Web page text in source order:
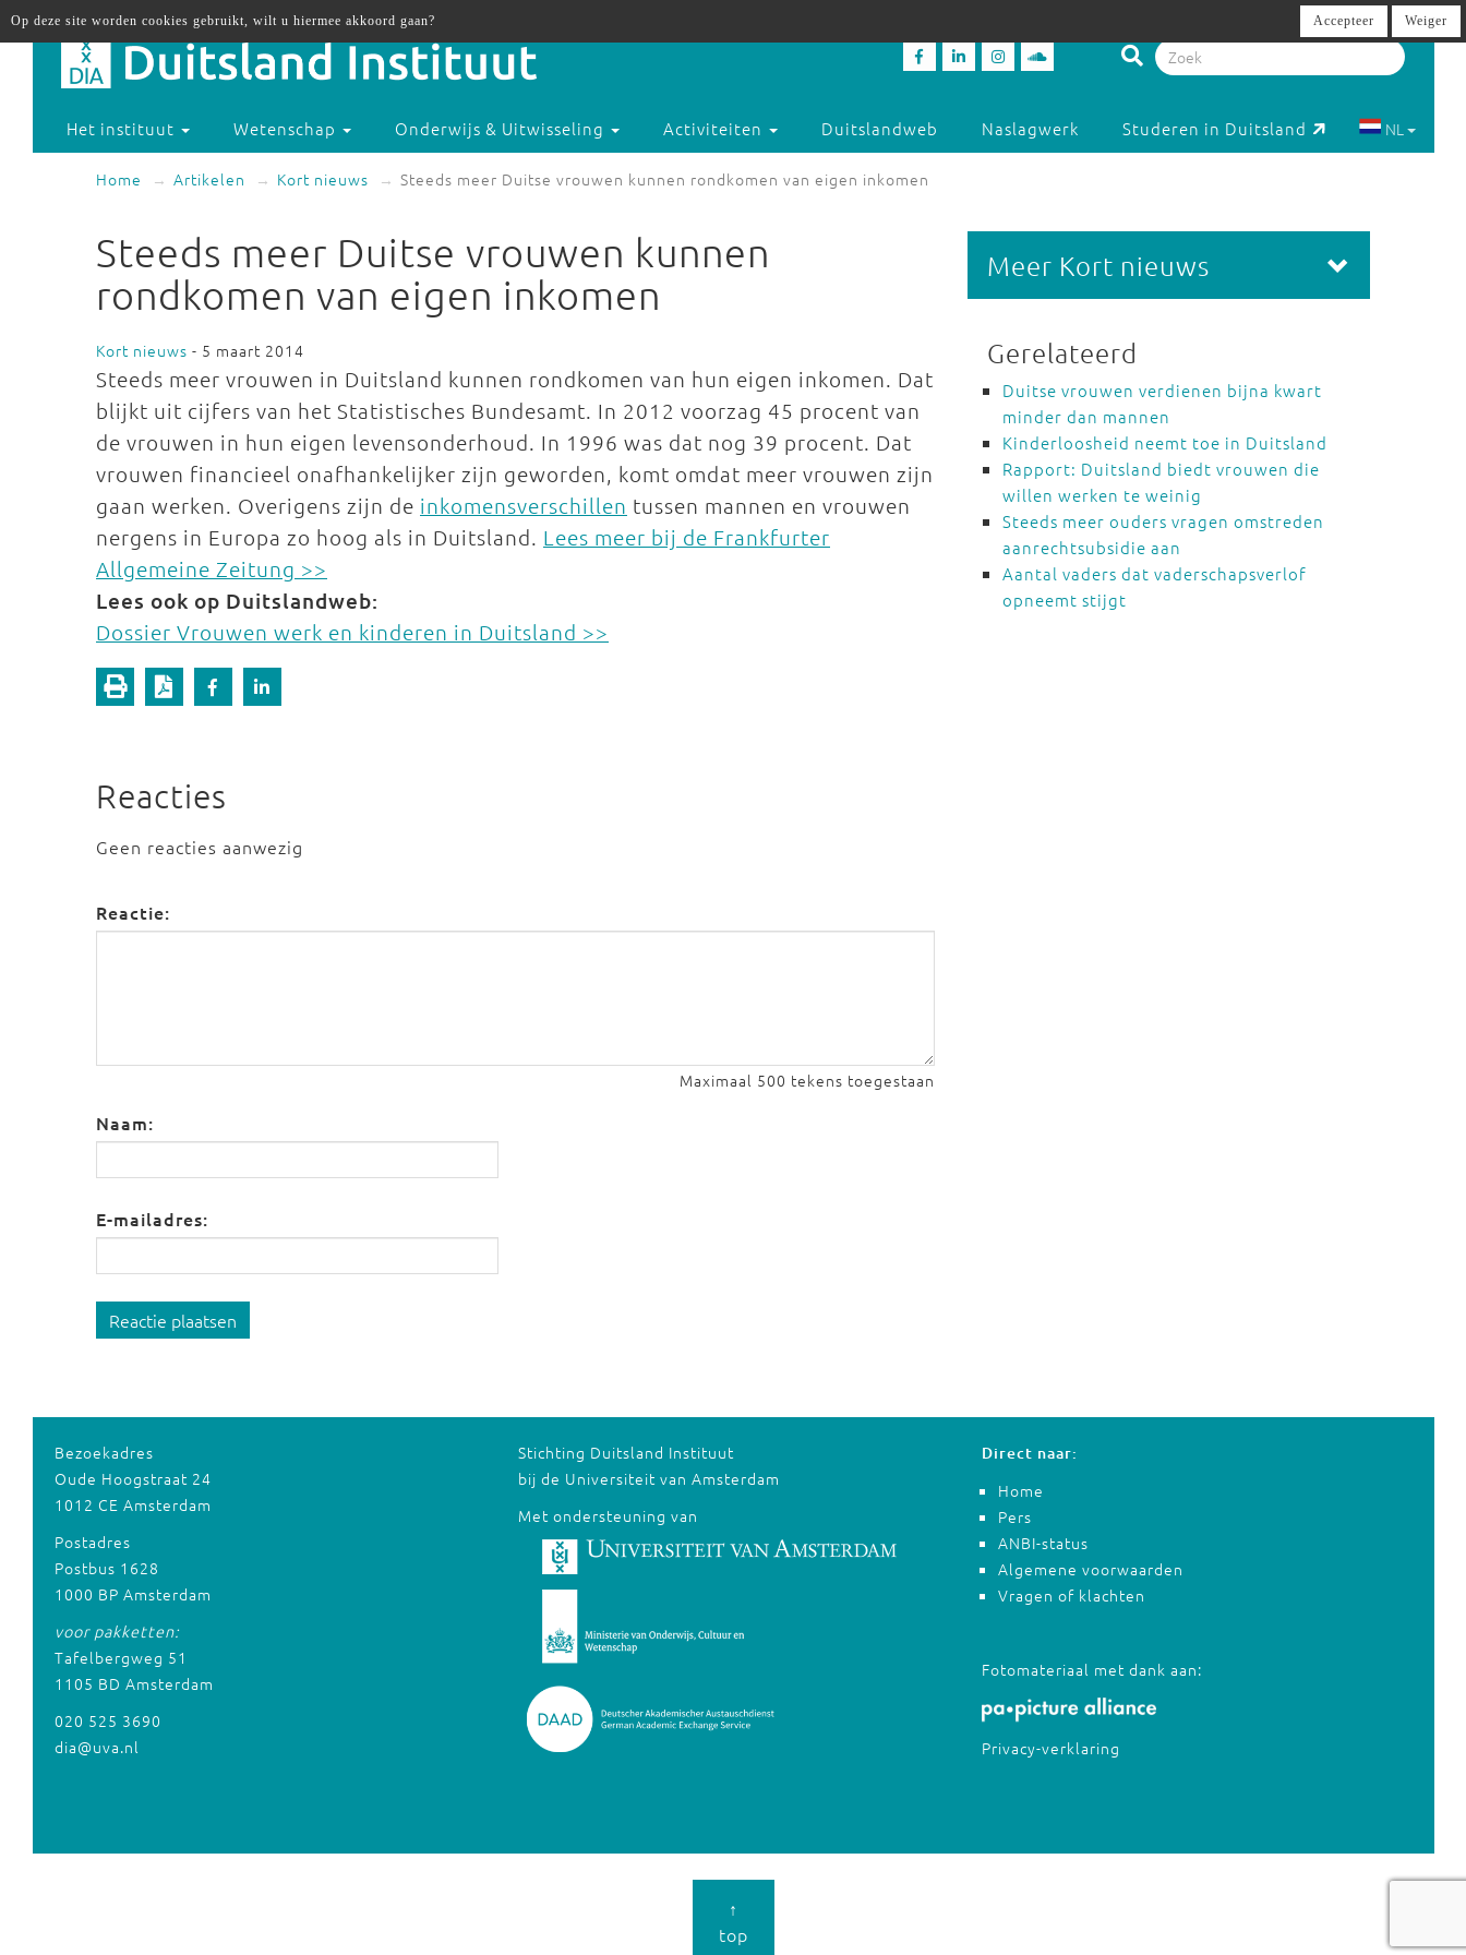
Het instituut Wetenschap Onderwijs & Uitwisseling Activiteiten Duitslandweb Naslagwerk Studeren in Duitsland NL
Home Artikelen Kort nieuws Steeds meer Duitse vrouwen kunnen rondkomen van eigen inkomen
Steeds meer Duitse vrouwen kunnen
rondkomen van eigen inkomen
Kort nieuws - 5 maart 2014
Steeds meer vrouwen in Duitsland kunnen rondkomen van hun eigen inkomen. Dat
blijkt uit cijfers van het Statistisches Bundesamt. In 2012 voorzag 45 procent van
de vrouwen in hun eigen levensonderhoud. In 1996 was dat nog 39 procent. Dat
vrouwen financieel onafhankelijker zijn geworden, komt omdat meer vrouwen zijn
gaan werken. Overigens zijn de inkomensverschillen tussen mannen en vrouwen
nergens in Europa zo hoog als in Duitsland. Lees meer bij de Frankfurter
Allgemeine Zeitung >>
Lees ook op Duitslandweb:
Dossier Vrouwen werk en kinderen in Duitsland >>
Reacties
Geen reacties aanwezig
Reactie:
Maximaal 500 tekens toegestaan
Naam:
E-mailadres:
Reactie plaatsen
Meer Kort nieuws
Gerelateerd
Duitse vrouwen verdienen bijna kwart
minder dan mannen
Kinderloosheid neemt toe in Duitsland
Rapport: Duitsland biedt vrouwen die
willen werken te weinig
Steeds meer ouders vragen omstreden
aanrechtsubsidie aan
Aantal vaders dat vaderschapsverlof
opneemt stijgt
Bezoekadres
Oude Hoogstraat 24
1012 CE Amsterdam
Postadres
Postbus 1628
1000 BP Amsterdam
voor pakketten:
Tafelbergweg 51
1105 BD Amsterdam
020 525 3690
dia@uva.nl
Stichting Duitsland Instituut
bij de Universiteit van Amsterdam
Met ondersteuning van
Direct naar:
Home
Pers
ANBI-status
Algemene voorwaarden
Vragen of klachten
Fotomateriaal met dank aan:
Privacy-verklaring
↑
top
Op deze site worden cookies gebruikt, wilt u hiermee akkoord gaan? Accepteer Weiger